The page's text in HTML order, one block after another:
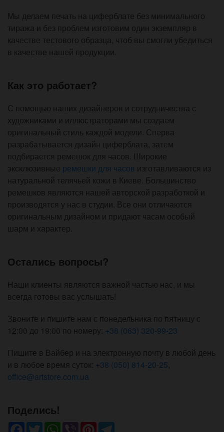
Мы делаем печать на циферблате без минимального
тиража и без проблем изготовим один экземпляр в
качестве тестового образца, чтоб вы смогли убедиться
в качестве нашей продукции.
Как это работает?
С помощью наших дизайнеров и сотрудничества с
художниками и иллюстраторами мы создаем
оригинальный стиль каждой модели. Сперва
разрабатывается дизайн циферблата, затем
подбирается ремешок для часов. Широкие
эксклюзивные ремешки для часов изготавливаются из
натуральной телячьей кожи в Киеве. Большинство
ремешков являются нашей авторской разработкой и
производятся у нас в студии. Все они отличаются
оригинальным дизайном и придают часам особый
шарм и характер.
Остались вопросы?
Наши клиенты являются важной частью нас, и мы
всегда готовы вас услышать!
Звоните и пишите нам с понедельника по пятницу с
12:00 до 19:00 по номеру: +38 (063) 320-99-23
Пишите в Вайбер и на электронную почту в любой день
и в любое время суток: +38 (050) 814-20-25,
office@artstore.com.ua
Поделись!
Facebook
TwitterWhatsApp
ViberPinterest